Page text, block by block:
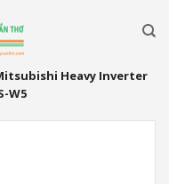
Heavy Inverter
W5